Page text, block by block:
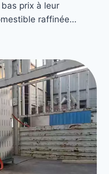
prix à leur
raffinée…